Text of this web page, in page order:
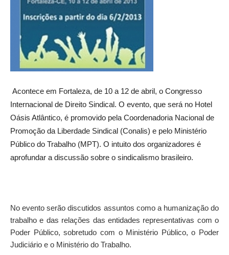
Acontece em Fortaleza, de 10 a 12 de abril, o Congresso
Internacional de Direito Sindical. O evento, que será no Hotel
Oásis Atlântico, é promovido pela Coordenadoria Nacional de
Promoção da Liberdade Sindical (Conalis) e pelo Ministério
Público do Trabalho (MPT). O intuito dos organizadores é
aprofundar a discussão sobre o sindicalismo brasileiro.
No evento serão discutidos assuntos como a humanização do
trabalho e das relações das entidades representativas com o
Poder Público, sobretudo com o Ministério Público, o Poder
Judiciário e o Ministério do Trabalho.